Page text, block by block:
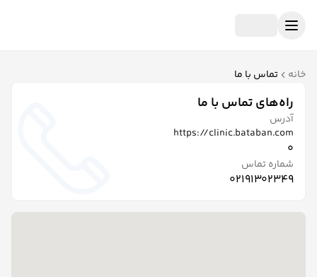
خانه تماس با ما
راه‌های تماس با ما
آدرس
https://clinic.bataban.com
0
شماره تماس
02191302349